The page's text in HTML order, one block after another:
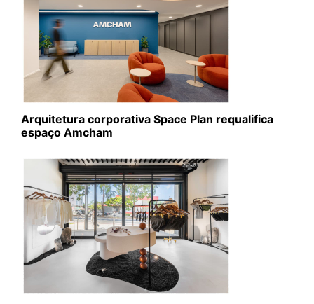
Arquitetura corporativa Space Plan requalifica
espaço Amcham